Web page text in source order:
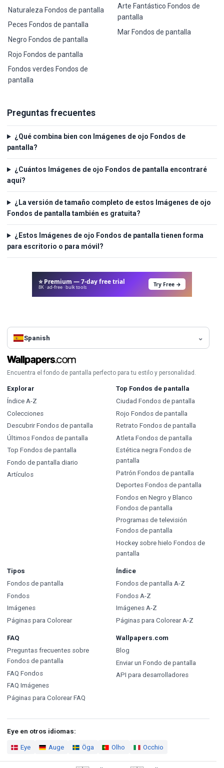
Naturaleza Fondos de pantalla
Peces Fondos de pantalla
Negro Fondos de pantalla
Rojo Fondos de pantalla
Fondos verdes Fondos de
pantalla
Arte Fantástico Fondos de
pantalla
Mar Fondos de pantalla
Preguntas frecuentes
¿Qué combina bien con Imágenes de ojo Fondos de
pantalla?
¿Cuántos Imágenes de ojo Fondos de pantalla encontraré
aquí?
¿La versión de tamaño completo de estos Imágenes de ojo
Fondos de pantalla también es gratuita?
¿Estos Imágenes de ojo Fondos de pantalla tienen forma
para escritorio o para móvil?
⭐ Premium — 7-day free trial
8K · ad-free · bulk tools Try Free →
Spanish
Encuentra el fondo de pantalla perfecto para tu estilo y personalidad.
Explorar
Índice A-Z
Colecciones
Descubrir Fondos de pantalla
Últimos Fondos de pantalla
Top Fondos de pantalla
Fondo de pantalla diario
Artículos
Top Fondos de pantalla
Ciudad Fondos de pantalla
Rojo Fondos de pantalla
Retrato Fondos de pantalla
Atleta Fondos de pantalla
Estética negra Fondos de
pantalla
Patrón Fondos de pantalla
Deportes Fondos de pantalla
Fondos en Negro y Blanco
Fondos de pantalla
Programas de televisión
Fondos de pantalla
Hockey sobre hielo Fondos de
pantalla
Tipos
Fondos de pantalla
Fondos
Imágenes
Páginas para Colorear
Índice
Fondos de pantalla A-Z
Fondos A-Z
Imágenes A-Z
Páginas para Colorear A-Z
FAQ
Preguntas frecuentes sobre
Fondos de pantalla
FAQ Fondos
FAQ Imágenes
Páginas para Colorear FAQ
Wallpapers.com
Blog
Enviar un Fondo de pantalla
API para desarrolladores
Eye en otros idiomas:
Eye Auge Öga Olho Occhio